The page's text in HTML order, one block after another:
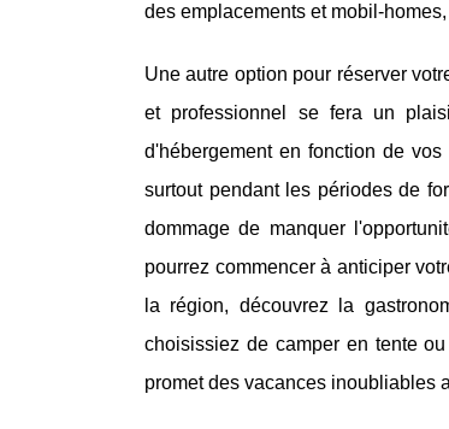
des emplacements et mobil-
Une autre option pour réserver
et professionnel se fera un
d'hébergement en fonction de
surtout pendant les périodes de
dommage de manquer
pourrez commencer à anticiper
la région, découvrez la
choisissiez de camper en tente
promet des vacances inoubliables